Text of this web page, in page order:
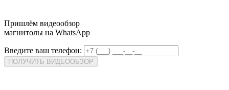
Пришлём видеообзор
магнитолы на WhatsApp
Введите ваш телефон:
ПОЛУЧИТЬ ВИДЕООБЗОР